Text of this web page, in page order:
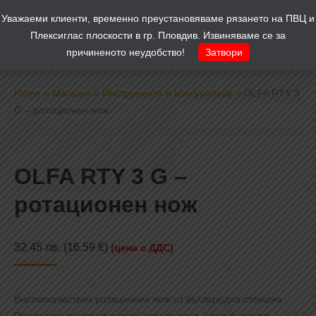
Home » Магазин » Инструменти и консумативи » OLFA RTY 3
G – ротационен нож
OLFA RTY 3 G –
ротационен нож
32.45 лв. (16.59 €) (цена с ДДС)
Висококачествен ротационен нож от въглеродна стомана.
Уважаеми клиенти, временно преустановяваме рязането на ПВЦ и
Плексиглас плоскости в гр. Пловдив. Извиняваме се за
причиненото неудобство!
Затвори